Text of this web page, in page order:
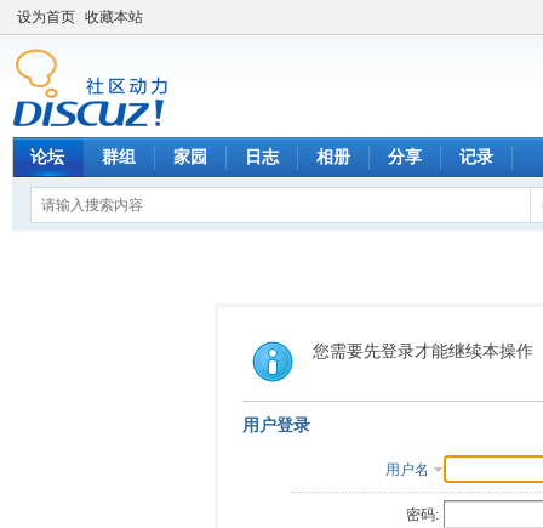
设为首页 收藏本站
论坛 群组 家园 日志 相册 分享 记录
您需要先登录才能继续本操作
用户登录
用户名
密码: